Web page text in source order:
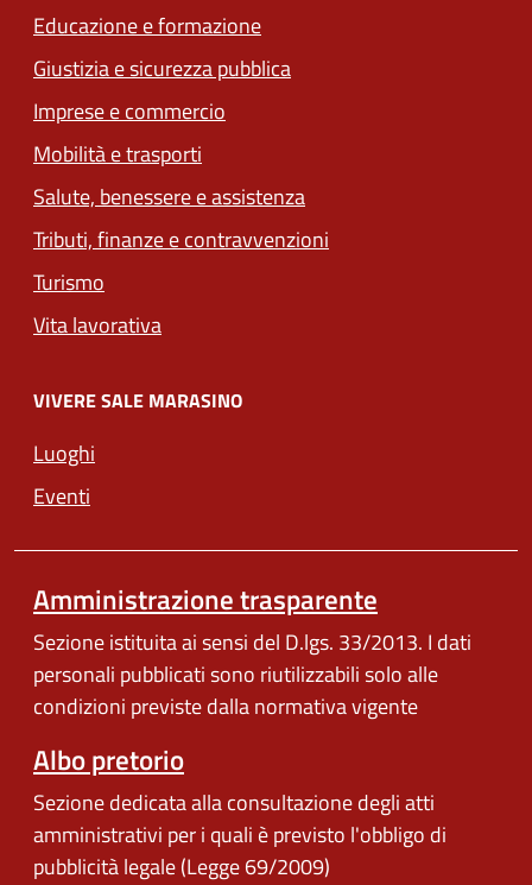
Educazione e formazione
Giustizia e sicurezza pubblica
Imprese e commercio
Mobilità e trasporti
Salute, benessere e assistenza
Tributi, finanze e contravvenzioni
Turismo
Vita lavorativa
VIVERE SALE MARASINO
Luoghi
Eventi
Amministrazione trasparente
Sezione istituita ai sensi del D.lgs. 33/2013. I dati
personali pubblicati sono riutilizzabili solo alle
condizioni previste dalla normativa vigente
Albo pretorio
Sezione dedicata alla consultazione degli atti
amministrativi per i quali è previsto l'obbligo di
pubblicità legale (Legge 69/2009)